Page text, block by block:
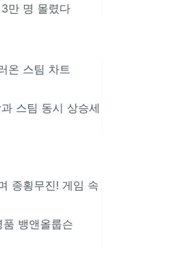
3만 명 몰렸다
온 스팀 차트
스팀 동시 상승세
종횡무진! 게임 속
뱅앤올룹슨